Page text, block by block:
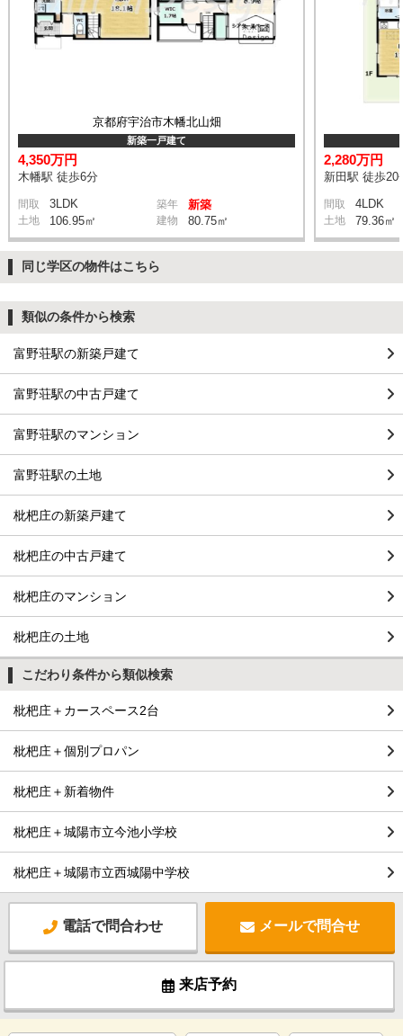
京都府宇治市木幡北山畑
新築一戸建て
4,350万円
木幡駅 徒歩6分
間取 3LDK 築年 新築
土地 106.95㎡ 建物 80.75㎡
2,280万円
新田駅 徒歩20
間取 4LDK
土地 79.36㎡
同じ学区の物件はこちら
類似の条件から検索
富野荘駅の新築戸建て
富野荘駅の中古戸建て
富野荘駅のマンション
富野荘駅の土地
枇杷庄の新築戸建て
枇杷庄の中古戸建て
枇杷庄のマンション
枇杷庄の土地
こだわり条件から類似検索
枇杷庄＋カースペース2台
枇杷庄＋個別プロパン
枇杷庄＋新着物件
枇杷庄＋城陽市立今池小学校
枇杷庄＋城陽市立西城陽中学校
電話で問合わせ メールで問合せ
来店予約